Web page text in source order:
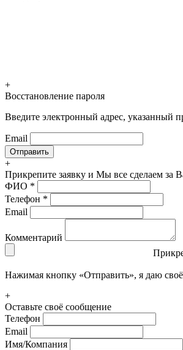
+
Восстановление пароля
Введите электронный адрес, указанный
Email
+
Прикрепите заявку и Мы все сделаем за
ФИО *
Телефон *
Email
Комментарий
Нажимая кнопку «Отправить», я даю своё
+
Оставьте своё сообщение
Телефон
Email
Имя/Компания